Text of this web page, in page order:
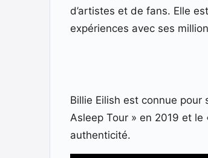
d’artistes et de fans. Elle
expériences avec ses
Billie Eilish est connue
Asleep Tour » en 2019 et
authenticité.